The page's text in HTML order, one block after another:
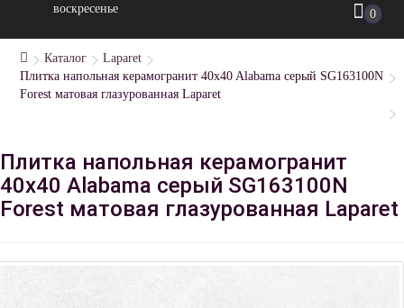
воскресенье
0
Каталог
Laparet
Плитка напольная керамогранит 40x40 Alabama серый SG163100N
Forest матовая глазурованная Laparet
Плитка напольная керамогранит
40x40 Alabama серый SG163100N
Forest матовая глазурованная Laparet